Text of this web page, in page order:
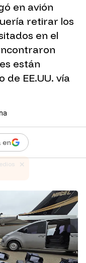
en avión
retirar los
en el
están
de EE.UU. vía
en
link